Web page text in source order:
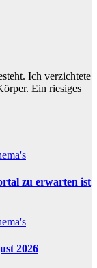
Ich verzichtete
Ein riesiges
zu erwarten ist
2026